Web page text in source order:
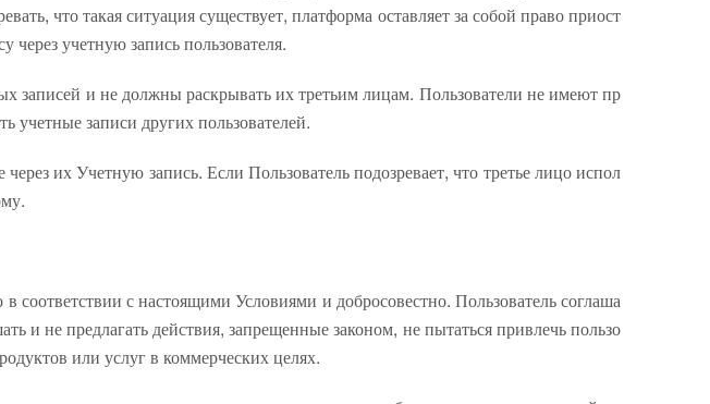
что такая ситуация существует, платформа оставляет за собой право приост
через учетную запись пользователя.
записей и не должны раскрывать их третьим лицам. Пользователи не имеют пр
учетные записи других пользователей.
их Учетную запись. Если Пользователь подозревает, что третье лицо испол
соответствии с настоящими Условиями и добросовестно. Пользователь соглаша
и не предлагать действия, запрещенные законом, не пытаться привлечь пользо
или услуг в коммерческих целях.